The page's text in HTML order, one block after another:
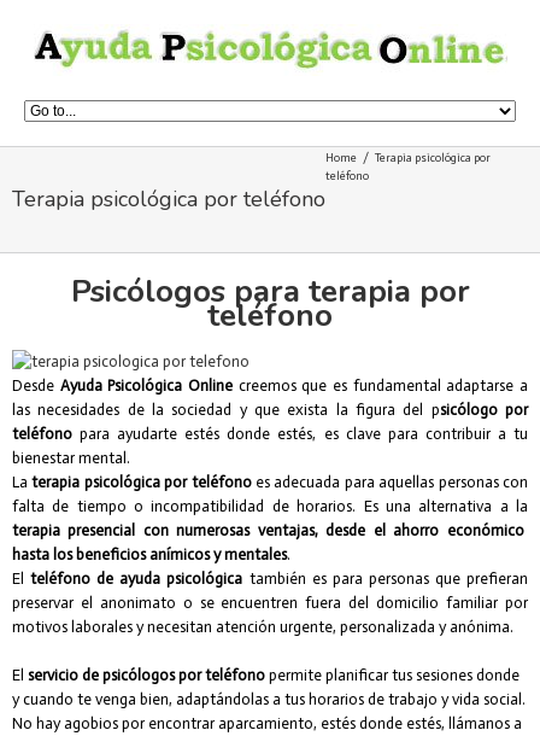
Terapia psicológica por teléfono
Home
Terapia psicológica por
teléfono
Psicólogos para terapia por
teléfono
Desde Ayuda Psicológica Online creemos que es fundamental adaptarse a
las necesidades de la sociedad y que exista la figura del psicólogo por
teléfono para ayudarte estés donde estés, es clave para contribuir a tu
bienestar mental.
Laterapia psicológica por teléfonoes adecuada para aquellas personas con
falta de tiempo o incompatibilidad de horarios. Es una alternativa a la
terapia presencial con numerosas ventajas, desde el ahorro económico
hasta los beneficios anímicos y mentales.
Elteléfono de ayuda psicológica también es para personas que prefieran
preservar el anonimato o se encuentren fuera del domicilio familiar por
motivos laborales y necesitan atención urgente, personalizada y anónima.
El servicio de psicólogos por teléfono permite planificar tus sesiones donde
y cuando te venga bien, adaptándolas a tus horarios de trabajo y vida social.
No hay agobios por encontrar aparcamiento, estés donde estés, llámanos a